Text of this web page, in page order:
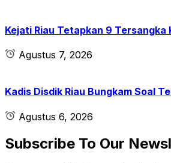
Kejati Riau Tetapkan 9 Tersangka
Agustus 7, 2026
Kadis Disdik Riau Bungkam Soal
Agustus 6, 2026
Subscribe To Our